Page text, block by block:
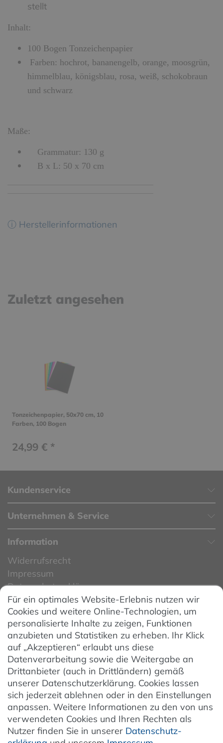
stellt
Inhalt:
100 Bogen Tonzeichenpapier
Farben: hochrot, bananengelb, orange, moosgrün,
himmelblau, königsblau, rosa, weiß, schokobraun
und schwarz
Maße:
Grammatur: 130 g
B x L: 50 x 70 cm
ⓘ Herstellerinformationen
Zuletzt angesehen
Tonzeichenpapier, 50x70 cm, 10
Farben, 100 Bogen
24,99 € *
Kundenservice
Unternehmen & Service
Information
Widerrufsrecht
Impressum
Datenschutzerklärung
Datenschutzeinstellungen
AGB
Barrierefreiheit
Hinweise zur Batterieentsorgung
Entsorgung von Elektro-Altgeräten
Vertrag widerrufen
Newsletter
Für ein optimales Website-Erlebnis nutzen wir
Cookies und weitere Online-Technologien, um
personalisierte Inhalte zu zeigen, Funktionen
anzubieten und Statistiken zu erheben. Ihr Klick
auf „Akzeptieren“ erlaubt uns diese
Datenverarbeitung sowie die Weitergabe an
Drittanbieter (auch in Drittländern) gemäß
unserer Datenschutzerklärung. Cookies lassen
sich jederzeit ablehnen oder in den Einstellungen
anpassen. Weitere Informationen zu den von uns
verwendeten Cookies und Ihren Rechten als
Nutzer finden Sie in unserer Daten­schutz­